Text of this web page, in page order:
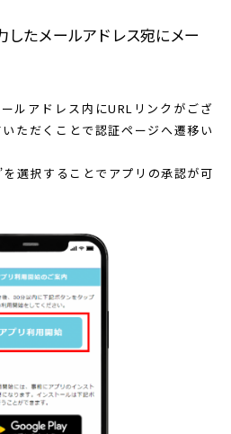
したメールアドレス宛にメー
ルアドレス内にURLリンクがござ
ただくことで認証ページへ遷移い
選択することで アプリの承認が可